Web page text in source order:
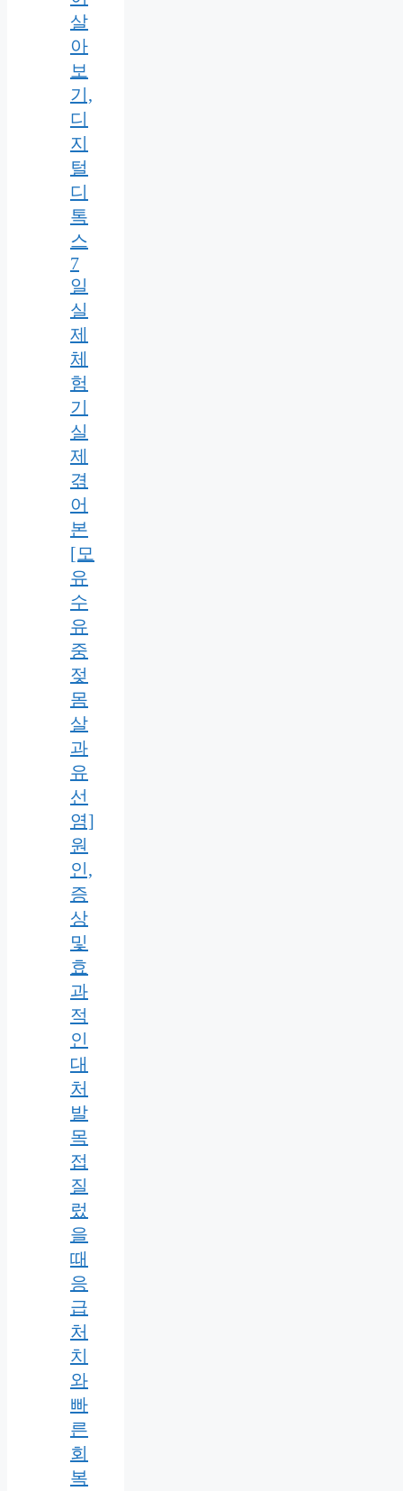
살
아
보
기,
디
지
털
디
톡
스
7
일
실
제
체
험
기
실
제
겪
어
본
[모
유
수
유
중
젖
몸
살
과
유
선
염]
원
인,
증
상
및
효
과
적
인
대
처
발
목
접
질
렀
을
때
응
급
처
치
와
빠
른
회
복